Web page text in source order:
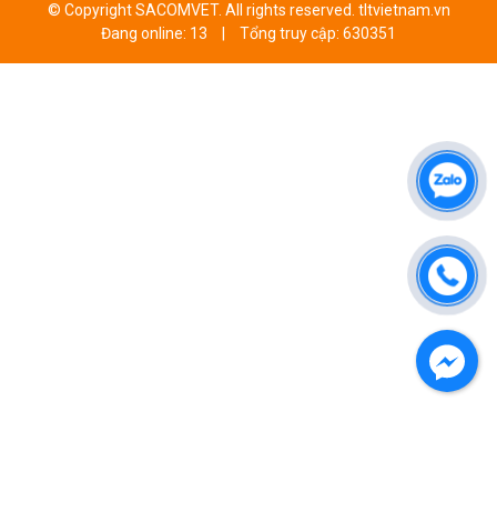
© Copyright SACOMVET. All rights reserved. tltvietnam.vn
Đang online: 13
Tổng truy cập: 630351